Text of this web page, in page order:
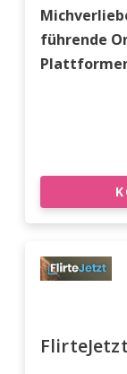
führende
FlirteJetzt